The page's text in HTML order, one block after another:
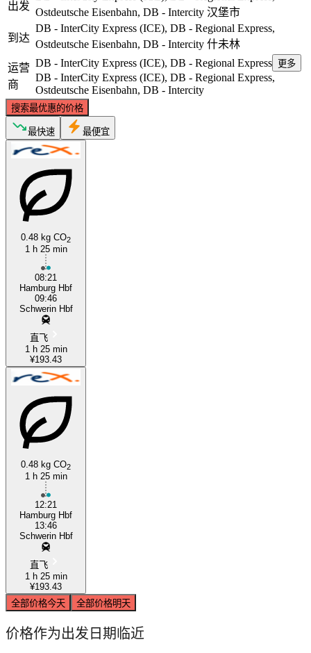
出发
Ostdeutsche Eisenbahn, DB - Intercity 汉堡市
到达
DB - InterCity Express (ICE), DB - Regional Express,
Ostdeutsche Eisenbahn, DB - Intercity 什未林
运营
商
DB - InterCity Express (ICE), DB - Regional Express 更多
DB - InterCity Express (ICE), DB - Regional Express,
Ostdeutsche Eisenbahn, DB - Intercity
搜索最优惠的价格
最快速 最便宜
0.48 kg CO2
1 h 25 min
08:21
Hamburg Hbf
09:46
Schwerin Hbf
直飞
1 h 25 min
¥193.43
0.48 kg CO2
1 h 25 min
12:21
Hamburg Hbf
13:46
Schwerin Hbf
直飞
1 h 25 min
¥193.43
全部价格今天 全部价格明天
价格作为出发日期临近